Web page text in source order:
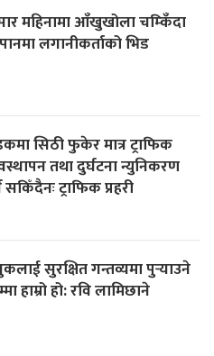
महिनामा आँखुखोला चम्किँदा
लगानीकर्ताको भिड
सिठी फुकेर मात्र ट्राफिक
तथा दुर्घटना न्युनिकरण
सकिँदैनः ट्राफिक प्रहरी
सुरक्षित गन्तव्यमा पुर्‍याउने
हाम्रो हो: रवि लामिछाने